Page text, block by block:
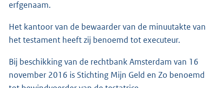
erfgenaam.
Het kantoor van de bewaarder van de minuutakte van
het testament heeft zij benoemd tot executeur.
Bij beschikking van de rechtbank Amsterdam van 16
november 2016 is Stichting Mijn Geld en Zo benoemd